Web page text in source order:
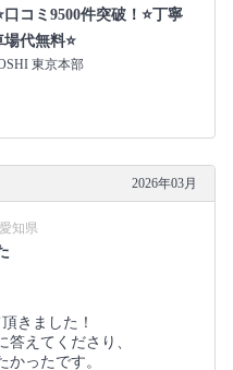
口コミ9500件突破！⭐丁寧
場代無料⭐
東京本部
2026年03月
知県
きました！
えてくださり、
ったです。